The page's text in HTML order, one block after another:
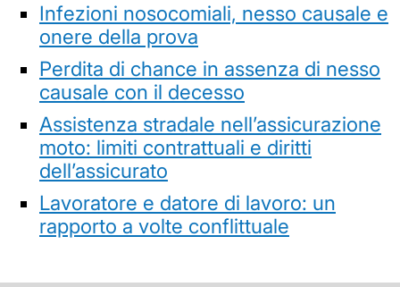
Infezioni nosocomiali, nesso causale e
onere della prova
Perdita di chance in assenza di nesso
causale con il decesso
Assistenza stradale nell’assicurazione
moto: limiti contrattuali e diritti
dell’assicurato
Lavoratore e datore di lavoro: un
rapporto a volte conflittuale